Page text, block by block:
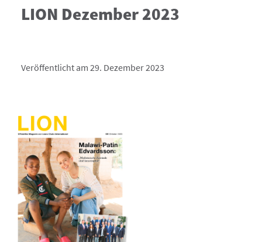
LION Dezember 2023
Veröffentlicht am 29. Dezember 2023